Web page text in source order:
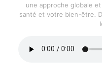
une approche globale
santé et votre bien-être.